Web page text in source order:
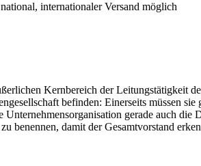
internationaler Versand möglich
Kernbereich der Leitungstätigkeit
befinden: Einerseits müssen
Unternehmensorganisation gerade auch
benennen, damit der Gesamtvorstand